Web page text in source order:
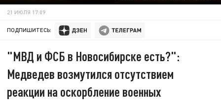
21 ИЮЛЯ 17:09
ПОДПИШИТЕСЬ:
"МВД и ФСБ в Новосибирске есть?":
Медведев возмутился отсутствием
реакции на оскорбление военных